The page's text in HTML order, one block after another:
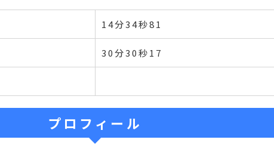
14分34秒81
30分30秒17
プロフィール